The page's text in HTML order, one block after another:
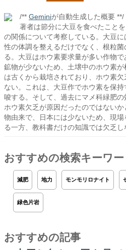
/** Geminiが自動生成した概要 **/
著者は節分に大豆を食べたこと
の関係について考察している。大豆
性の体調を整えるだけでなく、根粒
る。大豆はホウ素要求量が多い作物
鉱物が少ないため、土壌中のホウ素
は古くから栽培されており、ホウ素
ない。これは、大豆作でホウ素を保
唆する。そして、過去にマメ科緑肥
ホウ素欠乏が原因だったのではない
物由来で、日本には少ないため、現
る一方、教科書だけの知識では欠乏し
おすすめの検索キーワー
減肥 地力 モンモリロナイト
緑色片岩
おすすめの記事